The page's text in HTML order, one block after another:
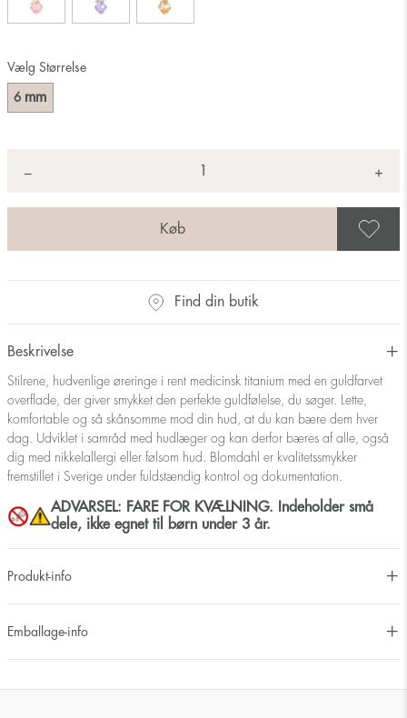
Vælg Størrelse
6 mm
− +
Find din butik
Beskrivelse
Stilrene, hudvenlige øreringe i rent medicinsk titanium med en guldfarvet
overflade, der giver smykket den perfekte guldfølelse, du søger. Lette,
komfortable og så skånsomme mod din hud, at du kan bære dem hver
dag. Udviklet i samråd med hudlæger og kan derfor bæres af alle, også
dig med nikkelallergi eller følsom hud. Blomdahl er kvalitetssmykker
fremstillet i Sverige under fuldstændig kontrol og dokumentation.
ADVARSEL: FARE FOR KVÆLNING. Indeholder små
dele, ikke egnet til børn under 3 år.
Produkt-info
Emballage-info